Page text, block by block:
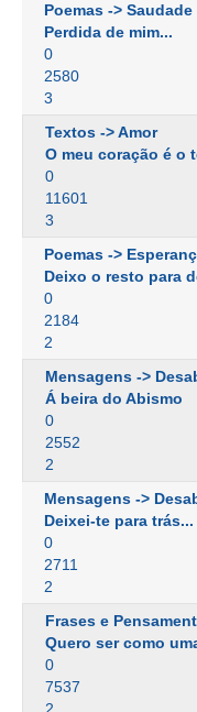
Poemas -> Saudade
Perdida de mim...
0
2580
3
Textos -> Amor
O meu coração é o
0
11601
3
Poemas ->
Deixo o resto para
0
2184
2
Mensagens ->
Á beira do Abismo
0
2552
2
Mensagens ->
Deixei-te para trás...
0
2711
2
Frases e
Quero ser como
0
7537